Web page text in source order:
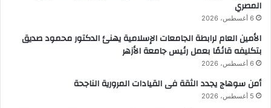
المصري
6 أغسطس، 2026
الأمين العام لرابطة الجامعات الإسلامية يهنئ الدكتور محمود صديق
بتكليفه قائمًا بعمل رئيس جامعة الأزهر
6 أغسطس، 2026
أمن سوهاج يجدد الثقة فى القيادات المرورية الناجحة
5 أغسطس، 2026